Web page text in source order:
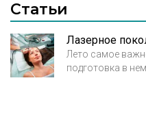
Статьи
Лазерное
Лето самое
подготовка в